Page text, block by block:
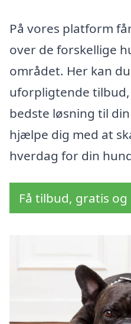
På vores platform
over de forskellige
området. Her kan
uforpligtende
bedste løsning til
hjælpe dig med at
hverdag for din
Få tilbud, gratis